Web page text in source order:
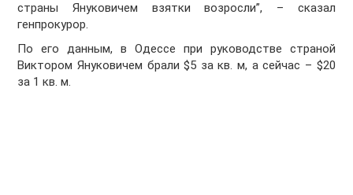
страны Януковичем взятки возросли”, – сказал
генпрокурор.
По его данным, в Одессе при руководстве страной
Виктором Януковичем брали $5 за кв. м, а сейчас – $20
за 1 кв. м.